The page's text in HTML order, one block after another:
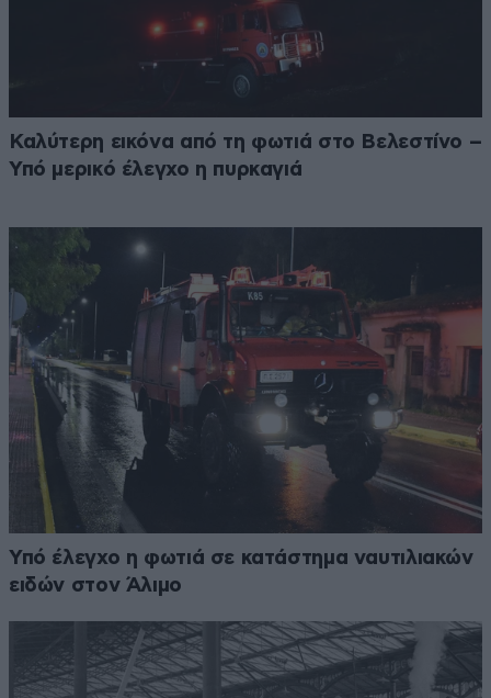
Καλύτερη εικόνα από τη φωτιά στο Βελεστίνο –
Υπό μερικό έλεγχο η πυρκαγιά
Υπό έλεγχο η φωτιά σε κατάστημα ναυτιλιακών
ειδών στον Άλιμο